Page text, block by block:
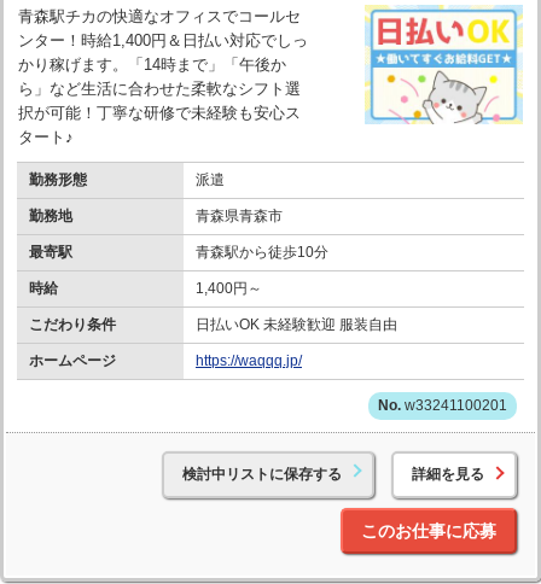
青森駅チカの快適なオフィスでコールセ
ンター！時給1,400円＆日払い対応でしっ
かり稼げます。「14時まで」「午後か
ら」など生活に合わせた柔軟なシフト選
択が可能！丁寧な研修で未経験も安心ス
タート♪
勤務形態 派遣
勤務地 青森県青森市
最寄駅 青森駅から徒歩10分
時給 1,400円～
こだわり条件 日払いOK 未経験歓迎 服装自由
ホームページ https://waqqq.jp/
w33241100201
検討中リストに保存する 詳細を見る
このお仕事に応募